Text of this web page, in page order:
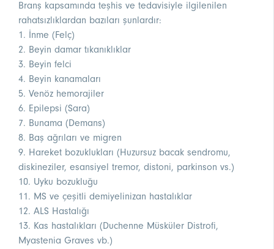
Branş kapsamında teşhis ve tedavisiyle ilgilenilen
rahatsızlıklardan bazıları şunlardır:
1. İnme (Felç)
2. Beyin damar tıkanıklıklar
3. Beyin felci
4. Beyin kanamaları
5. Venöz hemorajiler
6. Epilepsi (Sara)
7. Bunama (Demans)
8. Baş ağrıları ve migren
9. Hareket bozuklukları (Huzursuz bacak sendromu,
diskineziler, esansiyel tremor, distoni, parkinson vs.)
10. Uyku bozukluğu
11. MS ve çeşitli demiyelinizan hastalıklar
12. ALS Hastalığı
13. Kas hastalıkları (Duchenne Müsküler Distrofi,
Myastenia Graves vb.)